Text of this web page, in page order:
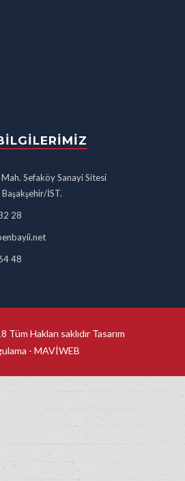
Sefaköy Sanayi Sitesi
İST.
28
48
Hakları saklıdır Tasarım
- MAVİWEB